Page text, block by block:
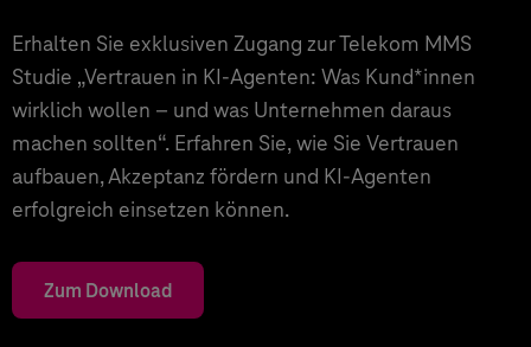
Erhalten Sie exklusiven Zugang zur Telekom MMS
Studie „Vertrauen in KI-Agenten: Was Kund*innen
wirklich wollen – und was Unternehmen daraus
machen sollten“. Erfahren Sie, wie Sie Vertrauen
aufbauen, Akzeptanz fördern und KI-Agenten
erfolgreich einsetzen können.
Zum Download